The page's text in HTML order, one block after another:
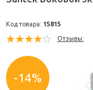
-14%
Santek Боковой